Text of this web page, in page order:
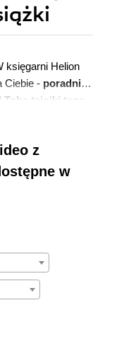
księgarni Helion
Ciebie - poradniki
tajniki tego
narzędzi
naszą ofertę!
z
w